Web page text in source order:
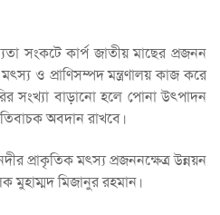
সংকটে কার্প জাতীয় মাছের প্রজনন
ও প্রাণিসম্পদ মন্ত্রণালয় কাজ করে
সংখ্যা বাড়ানো হলে পোনা উৎপাদন
অবদান রাখবে।
প্রাকৃতিক মৎস্য প্রজননক্ষেত্র উন্নয়ন
মুহাম্মদ মিজানুর রহমান।